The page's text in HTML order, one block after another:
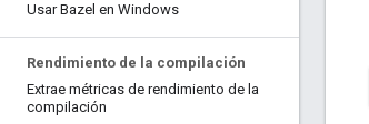
Usar Bazel en Windows
Rendimiento de la compilación
Extrae métricas de rendimiento de la
compilación